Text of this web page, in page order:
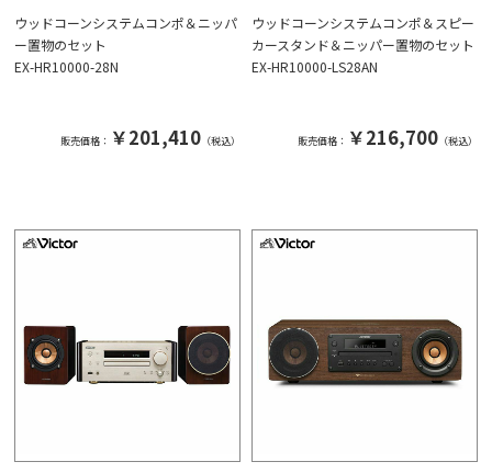
ウッドコーンシステムコンポ＆ニッパ
ー置物のセット
EX-HR10000-28N
販売価格： ￥201,410（税込）
ウッドコーンシステムコンポ＆スピー
カースタンド＆ニッパー置物のセット
EX-HR10000-LS28AN
販売価格： ￥216,700（税込）